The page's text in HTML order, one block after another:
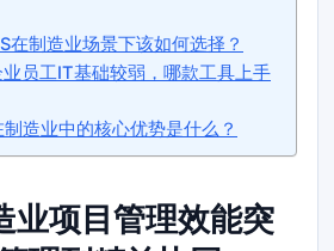
在制造业场景下该如何选择？
员工IT基础较弱，哪款工具上手
造业中的核心优势是什么？
项目管理效能突